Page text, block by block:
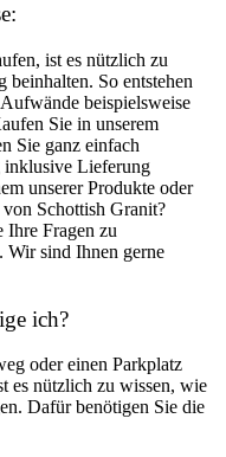
ist es nützlich zu
beinhalten. So entstehen
beispielsweise
Sie in unserem
Sie ganz einfach
inklusive Lieferung
unserer Produkte oder
Schottish Granit?
Ihre Fragen zu
Wir sind Ihnen gerne
ich?
oder einen Parkplatz
es nützlich zu wissen, wie
Dafür benötigen Sie die